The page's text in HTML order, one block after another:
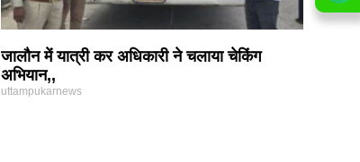
जालौन में यात्री कर अधिकारी ने चलाया चेकिंग
अभियान,,
uttampukarnews